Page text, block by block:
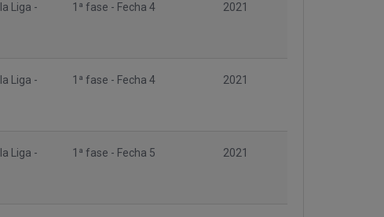
Liga - 1ª fase - Fecha 4 2021
Liga - 1ª fase - Fecha 4 2021
Liga - 1ª fase - Fecha 5 2021